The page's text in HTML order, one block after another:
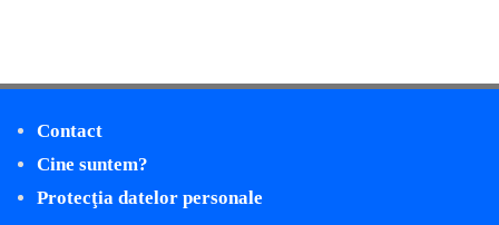
Contact
Cine suntem?
Protecţia datelor personale